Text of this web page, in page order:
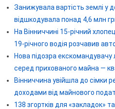
Занижувала вартість землі у
відшкодувала понад 4,6 млн
На Вінниччині 15-річний
19-річного водія розчавив
Нова підозра екскомандувачу
серед прихованого майна —
Вінниччина увійшла до сімки
доходами від майнового
138 згортків для «закладок»